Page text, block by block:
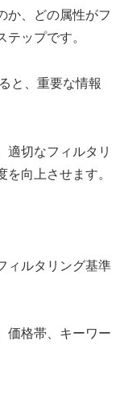
か、どの属性がフ
ップです。
と、重要な情報
適切なフィルタリ
向上させます。
ィルタリング基準
価格帯、キーワー